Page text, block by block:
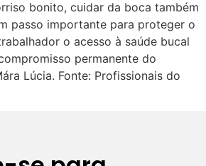
bonito, cuidar da boca também
passo importante para proteger o
o acesso à saúde bucal
permanente do
Lúcia. Fonte: Profissionais do